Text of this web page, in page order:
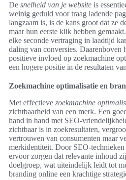
De snelheid van je website is
weinig geduld voor traag ladende
langzaam is, is de kans groot dat ze
maar hun eerste klik hebben
elke seconde vertraging in laadtijd
daling van conversies. Daarenboven
positieve invloed op zoekmachine
een hogere positie in de resultaten
Zoekmachine optimalisatie en
Met effectieve zoekmachine
zichtbaarheid van een merk. Een
hand in hand met SEO-
zichtbaar is in zoekresultaten,
vertrouwen van consumenten maar
merkidentiteit. Door SEO-technieken
ervoor zorgen dat relevante inhoud
doelgroep, wat uiteindelijk leidt tot
branding online een krachtige